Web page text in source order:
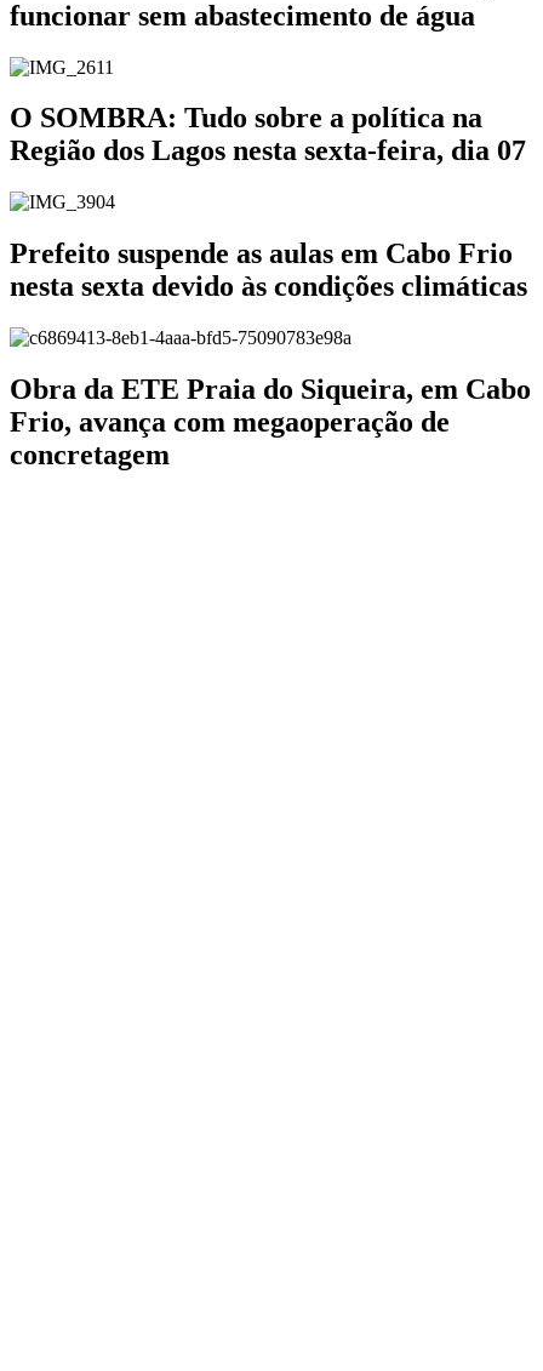
funcionar sem abastecimento de água
O SOMBRA: Tudo sobre a política na
Região dos Lagos nesta sexta-feira, dia 07
Prefeito suspende as aulas em Cabo Frio
nesta sexta devido às condições climáticas
Obra da ETE Praia do Siqueira, em Cabo
Frio, avança com megaoperação de
concretagem